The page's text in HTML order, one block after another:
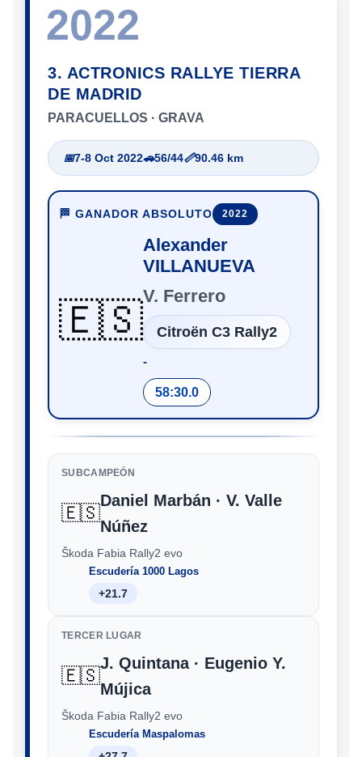
2022
3. ACTRONICS RALLYE TIERRA
DE MADRID
PARACUELLOS · GRAVA
📅7-8 Oct 2022🚗56/44📏90.46 km
🏁 GANADOR ABSOLUTO 2022
🇪🇸
Alexander
VILLANUEVA
V. Ferrero
Citroën C3 Rally2
‑
58:30.0
SUBCAMPEÓN
🇪🇸
Daniel Marbán · V. Valle
Núñez
Škoda Fabia Rally2 evo
Escudería 1000 Lagos
+21.7
TERCER LUGAR
🇪🇸
J. Quintana · Eugenio Y.
Mújica
Škoda Fabia Rally2 evo
Escudería Maspalomas